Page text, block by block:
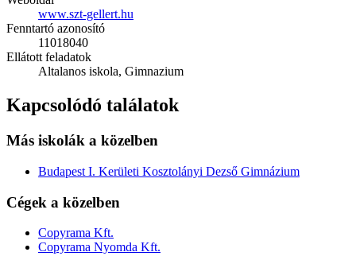
www.szt-gellert.hu
Fenntartó azonosító
11018040
Ellátott feladatok
Altalanos iskola, Gimnazium
Kapcsolódó találatok
Más iskolák a közelben
Budapest I. Kerületi Kosztolányi Dezső Gimnázium
Cégek a közelben
Copyrama Kft.
Copyrama Nyomda Kft.